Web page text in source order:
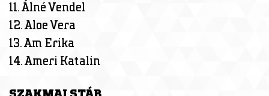
11. Álné Vendel
12. Aloe Vera
13. Am Erika
14. Ameri Katalin